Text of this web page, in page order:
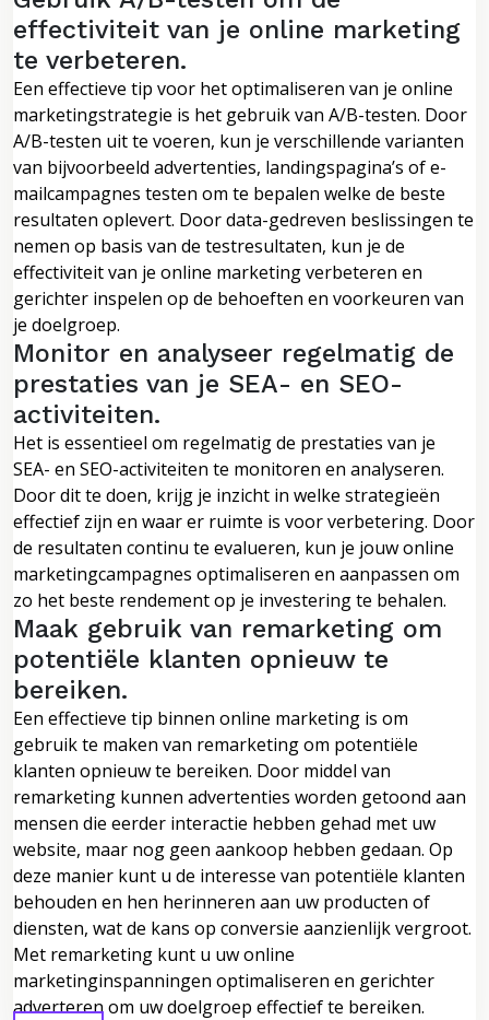
effectiviteit van je online marketing
te verbeteren.
Een effectieve tip voor het optimaliseren van je online
marketingstrategie is het gebruik van A/B-testen. Door
A/B-testen uit te voeren, kun je verschillende varianten
van bijvoorbeeld advertenties, landingspagina’s of e-
mailcampagnes testen om te bepalen welke de beste
resultaten oplevert. Door data-gedreven beslissingen te
nemen op basis van de testresultaten, kun je de
effectiviteit van je online marketing verbeteren en
gerichter inspelen op de behoeften en voorkeuren van
je doelgroep.
Monitor en analyseer regelmatig de
prestaties van je SEA- en SEO-
activiteiten.
Het is essentieel om regelmatig de prestaties van je
SEA- en SEO-activiteiten te monitoren en analyseren.
Door dit te doen, krijg je inzicht in welke strategieën
effectief zijn en waar er ruimte is voor verbetering. Door
de resultaten continu te evalueren, kun je jouw online
marketingcampagnes optimaliseren en aanpassen om
zo het beste rendement op je investering te behalen.
Maak gebruik van remarketing om
potentiële klanten opnieuw te
bereiken.
Een effectieve tip binnen online marketing is om
gebruik te maken van remarketing om potentiële
klanten opnieuw te bereiken. Door middel van
remarketing kunnen advertenties worden getoond aan
mensen die eerder interactie hebben gehad met uw
website, maar nog geen aankoop hebben gedaan. Op
deze manier kunt u de interesse van potentiële klanten
behouden en hen herinneren aan uw producten of
diensten, wat de kans op conversie aanzienlijk vergroot.
Met remarketing kunt u uw online
marketinginspanningen optimaliseren en gerichter
adverteren om uw doelgroep effectief te bereiken.